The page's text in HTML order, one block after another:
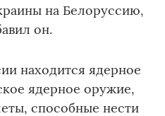
на Белоруссию,
он.
находится ядерное
ядерное оружие,
способные нести